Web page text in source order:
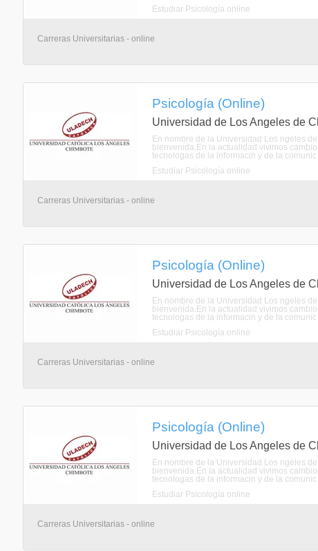
Estudiar Psicología online
Carreras Universitarias - online
Psicología (Online)
Universidad de Los Angeles de
En nombre de la Universidad Los ngeles
bienvenida.En la actualidad vivimos
tecnologas de la informacin y de la comunic
Estudiar Psicología online
Carreras Universitarias - online
Psicología (Online)
Universidad de Los Angeles de
En nombre de la Universidad Los ngeles
bienvenida.En la actualidad vivimos
tecnologas de la informacin y de la comunic
Estudiar Psicología online
Carreras Universitarias - online
Psicología (Online)
Universidad de Los Angeles de
En nombre de la Universidad Los ngeles
bienvenida.En la actualidad vivimos
tecnologas de la informacin y de la comunic
Estudiar Psicología online
Carreras Universitarias - online